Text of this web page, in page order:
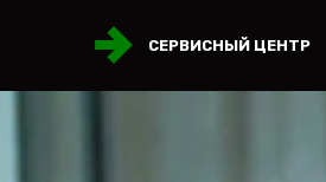
СЕРВИСНЫЙ ЦЕНТР